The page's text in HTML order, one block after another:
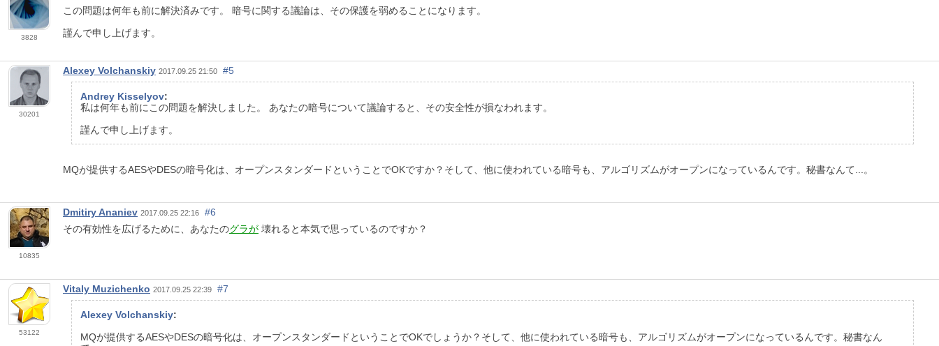
3828
この問題は何年も前に解決済みです。 暗号に関する議論は、その保護を弱めることになります。
謹んで申し上げます。
30201
Alexey Volchanskiy 2017.09.25 21:50 #5
Andrey Kisselyov:
私は何年も前にこの問題を解決しました。 あなたの暗号について議論すると、その安全性が損なわれます。
謹んで申し上げます。
MQが提供するAESやDESの暗号化は、オープンスタンダードということでOKですか？そして、他に使われている暗号も、アルゴリズムがオープンになっているんです。秘書なんて...。
10835
Dmitiry Ananiev 2017.09.25 22:16
#6
その有効性を広げるために、あなたのグラが 壊れると本気で思っているのですか？
53122
Vitaly Muzichenko 2017.09.25 22:39 #7
Alexey Volchanskiy:
MQが提供するAESやDESの暗号化は、オープンスタンダードということでOKでしょうか？そして、他に使われている暗号も、アルゴリズムがオープンになっているんです。秘書なん